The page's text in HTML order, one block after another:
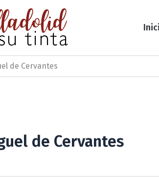
de Cervantes
de Cervantes